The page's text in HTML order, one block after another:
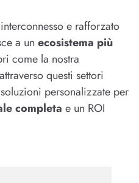
e rafforzato
a un ecosistema più
come la nostra
questi settori
personalizzate per
completa e un ROI